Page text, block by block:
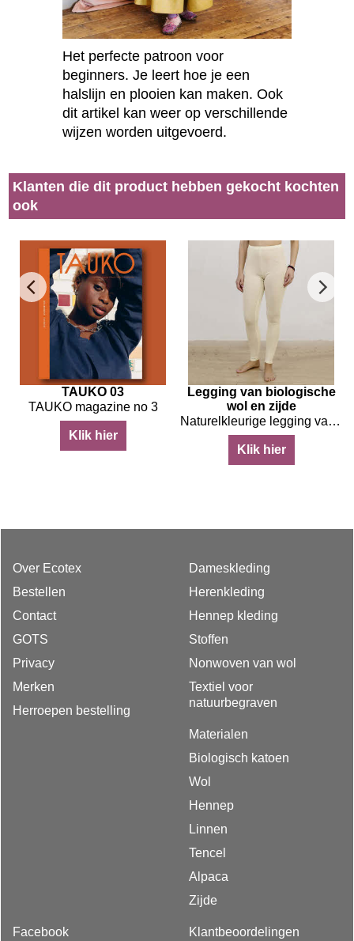
Het perfecte patroon voor
beginners. Je leert hoe je een
halslijn en plooien kan maken. Ook
dit artikel kan weer op verschillende
wijzen worden uitgevoerd.
Klanten die dit product hebben gekocht kochten
ook
TAUKO 03
TAUKO magazine no 3
Klik hier
Legging van biologische
wol en zijde
Naturelkleurige legging van biologische wol en zijde
Klik hier
Over Ecotex
Bestellen
Contact
GOTS
Privacy
Merken
Herroepen bestelling
Dameskleding
Herenkleding
Hennep kleding
Stoffen
Nonwoven van wol
Textiel voor
natuurbegraven
Materialen
Biologisch katoen
Wol
Hennep
Linnen
Tencel
Alpaca
Zijde
Facebook Klantbeoordelingen